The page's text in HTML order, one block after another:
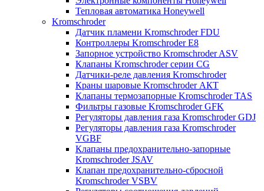
Тепловая автоматика Honeywell
Kromschroder
Датчик пламени Kromschroder FDU
Контроллеры Kromschroder E8
Запорное устройство Kromschroder ASV
Клапаны Kromschroder серии CG
Датчики-реле давления Kromschroder
Краны шаровые Kromschroder АКТ
Клапаны термозапорные Kromschroder TAS
Фильтры газовые Kromschroder GFK
Регуляторы давления газа Kromschroder GDJ
Регуляторы давления газа Kromschroder
VGBF
Клапаны предохранительно-запорные
Kromschroder JSAV
Клапан предохранительно-сбросной
Kromschroder VSBV